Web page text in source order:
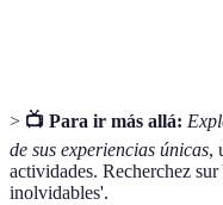
> 📺 Para ir más allá:
de sus experiencias únicas,
actividades. Recherchez
inolvidables'.